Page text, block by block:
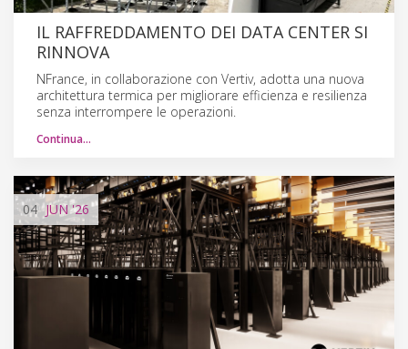
IL RAFFREDDAMENTO DEI DATA CENTER SI
RINNOVA
NFrance, in collaborazione con Vertiv, adotta una nuova
architettura termica per migliorare efficienza e resilienza
senza interrompere le operazioni.
Continua…
04 JUN'26